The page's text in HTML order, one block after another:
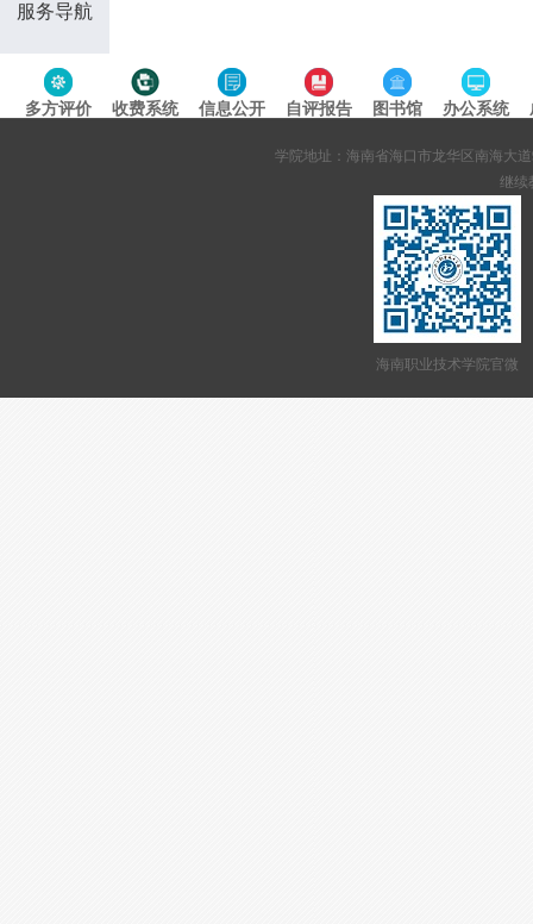
服务导航
多方评价 收费系统 信息公开 自评报告 图书馆 办公系统
学院地址：海南省海口市龙华区南海大道
继续
海南职业技术学院官微